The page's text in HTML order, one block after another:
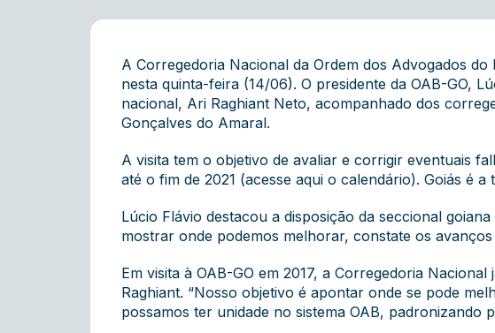
A Corregedoria Nacional da Ordem dos Advogados
nesta quinta-feira (14/06). O presidente da OAB-GO,
nacional, Ari Raghiant Neto, acompanhado dos
Gonçalves do Amaral.
A visita tem o objetivo de avaliar e corrigir eventuais
até o fim de 2021 (acesse aqui o calendário). Goiás é a
Lúcio Flávio destacou a disposição da seccional
mostrar onde podemos melhorar, constate os
Em visita à OAB-GO em 2017, a Corregedoria
Raghiant. “Nosso objetivo é apontar onde se pode
possamos ter unidade no sistema OAB, padronizando